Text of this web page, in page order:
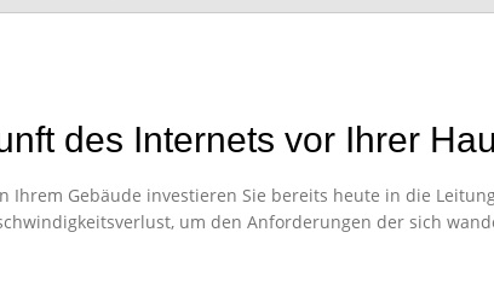
des Internets vor Ihrer
Ihrem Gebäude investieren Sie bereits heute in die
um den Anforderungen der sich